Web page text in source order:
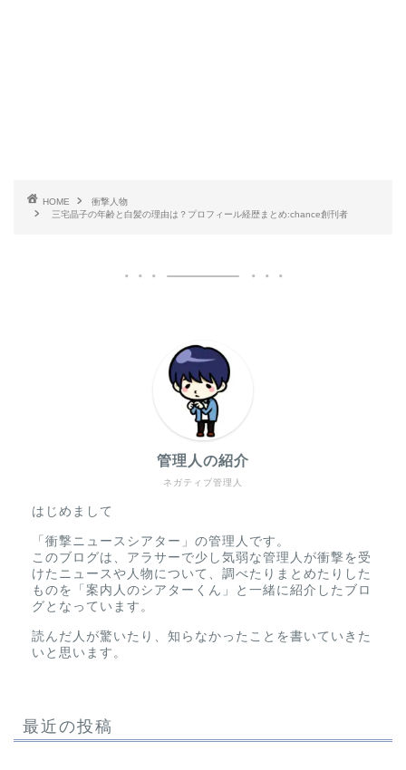
HOME
衝撃人物
三宅晶子の年齢と白髪の理由は？プロフィール経歴まとめ:chance創刊者
ネガティブ管理人
管理人の紹介
はじめまして
「衝撃ニュースシアター」の管理人です。
このブログは、アラサーで少し気弱な管理人が衝撃を受
けたニュースや人物について、調べたりまとめたりした
ものを「案内人のシアターくん」と一緒に紹介したブロ
グとなっています。
読んだ人が驚いたり、知らなかったことを書いていきた
いと思います。
最近の投稿